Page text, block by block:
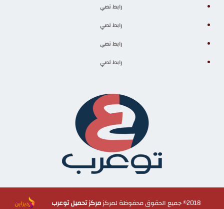
رابط نصي
رابط نصي
رابط نصي
رابط نصي
2018© جميع الحقوق محفوظة لمركز مركز تحميل توعرب